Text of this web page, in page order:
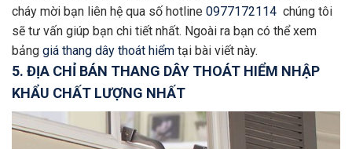
cháy mời bạn liên hệ qua số hotline 0977172114 chúng tôi
sẽ tư vấn giúp bạn chi tiết nhất. Ngoài ra bạn có thể xem
bảng giá thang dây thoát hiểm tại bài viết này.
5. ĐỊA CHỈ BÁN THANG DÂY THOÁT HIỂM NHẬP
KHẨU CHẤT LƯỢNG NHẤT